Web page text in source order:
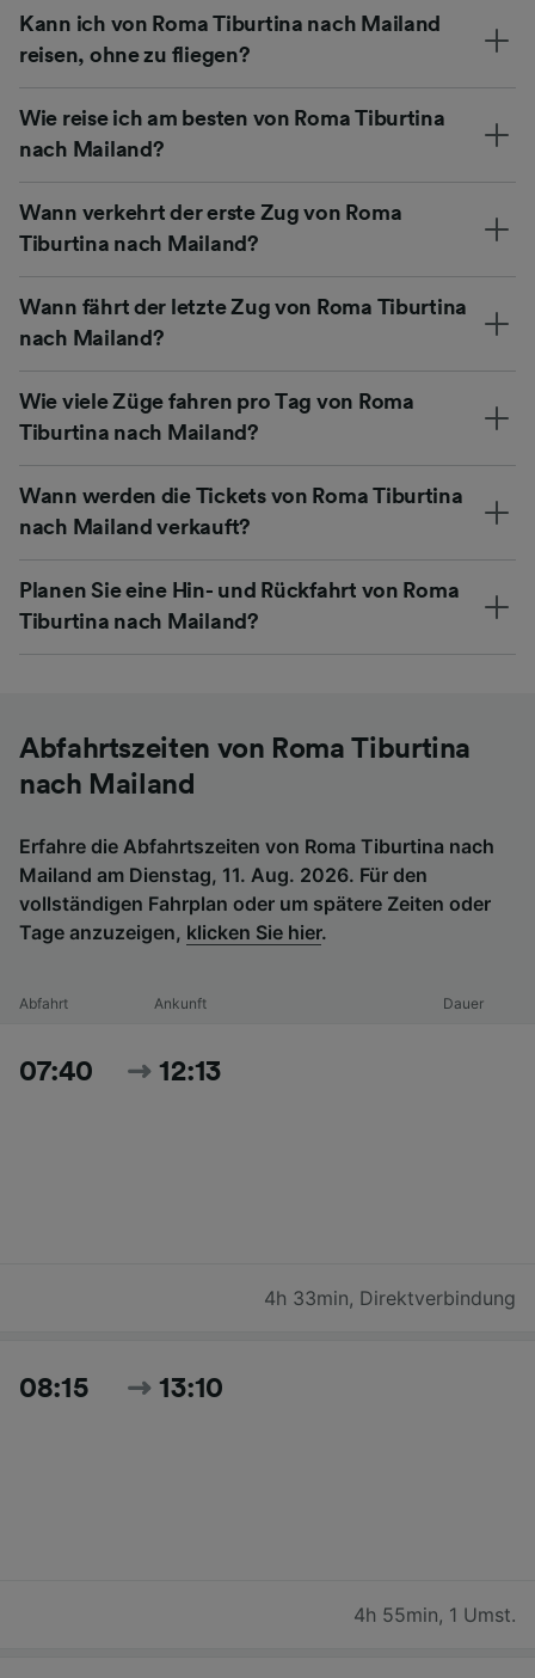
Kann ich von Roma Tiburtina nach Mailand
reisen, ohne zu fliegen?
Wie reise ich am besten von Roma Tiburtina
nach Mailand?
Wann verkehrt der erste Zug von Roma
Tiburtina nach Mailand?
Wann fährt der letzte Zug von Roma Tiburtina
nach Mailand?
Wie viele Züge fahren pro Tag von Roma
Tiburtina nach Mailand?
Wann werden die Tickets von Roma Tiburtina
nach Mailand verkauft?
Planen Sie eine Hin- und Rückfahrt von Roma
Tiburtina nach Mailand?
Abfahrtszeiten von Roma Tiburtina
nach Mailand
Erfahre die Abfahrtszeiten von Roma Tiburtina nach
Mailand am Dienstag, 11. Aug. 2026. Für den
vollständigen Fahrplan oder um spätere Zeiten oder
Tage anzuzeigen, klicken Sie hier.
Abfahrt Ankunft Dauer
07:40 12:13
4h 33min, Direktverbindung
08:15 13:10
4h 55min, 1 Umst.